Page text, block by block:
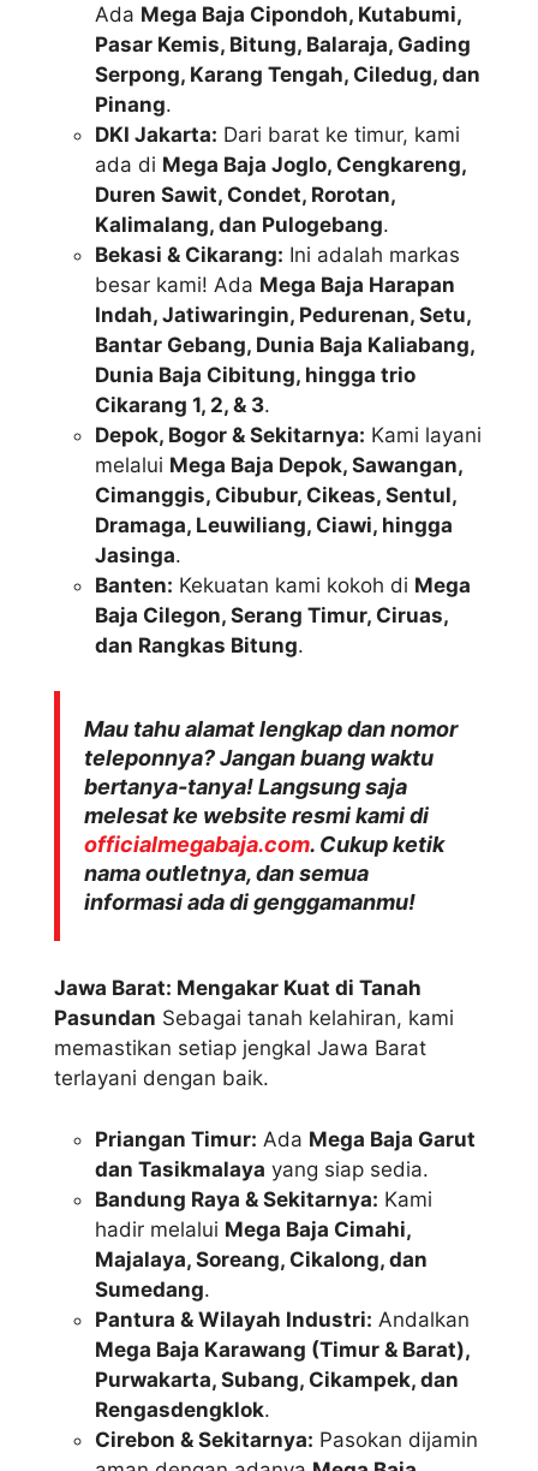
Ada Mega Baja Cipondoh, Kutabumi,
Pasar Kemis, Bitung, Balaraja, Gading
Serpong, Karang Tengah, Ciledug, dan
Pinang.
DKI Jakarta: Dari barat ke timur, kami
ada di Mega Baja Joglo, Cengkareng,
Duren Sawit, Condet, Rorotan,
Kalimalang, dan Pulogebang.
Bekasi & Cikarang: Ini adalah markas
besar kami! Ada Mega Baja Harapan
Indah, Jatiwaringin, Pedurenan, Setu,
Bantar Gebang, Dunia Baja Kaliabang,
Dunia Baja Cibitung, hingga trio
Cikarang 1, 2, & 3.
Depok, Bogor & Sekitarnya: Kami layani
melalui Mega Baja Depok, Sawangan,
Cimanggis, Cibubur, Cikeas, Sentul,
Dramaga, Leuwiliang, Ciawi, hingga
Jasinga.
Banten: Kekuatan kami kokoh di Mega
Baja Cilegon, Serang Timur, Ciruas,
dan Rangkas Bitung.
Mau tahu alamat lengkap dan nomor
teleponnya? Jangan buang waktu
bertanya-tanya! Langsung saja
melesat ke website resmi kami di
officialmegabaja.com. Cukup ketik
nama outletnya, dan semua
informasi ada di genggamanmu!
Jawa Barat: Mengakar Kuat di Tanah
Pasundan Sebagai tanah kelahiran, kami
memastikan setiap jengkal Jawa Barat
terlayani dengan baik.
Priangan Timur: Ada Mega Baja Garut
dan Tasikmalaya yang siap sedia.
Bandung Raya & Sekitarnya: Kami
hadir melalui Mega Baja Cimahi,
Majalaya, Soreang, Cikalong, dan
Sumedang.
Pantura & Wilayah Industri: Andalkan
Mega Baja Karawang (Timur & Barat),
Purwakarta, Subang, Cikampek, dan
Rengasdengklok.
Cirebon & Sekitarnya: Pasokan dijamin